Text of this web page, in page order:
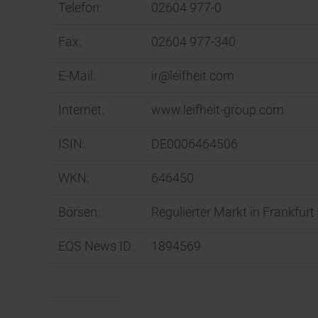
Telefon: 02604 977-0
Fax: 02604 977-340
E-Mail: ir@leifheit.com
Internet: www.leifheit-group.com
ISIN: DE0006464506
WKN: 646450
Börsen: Regulierter Markt in
EQS News ID: 1894569